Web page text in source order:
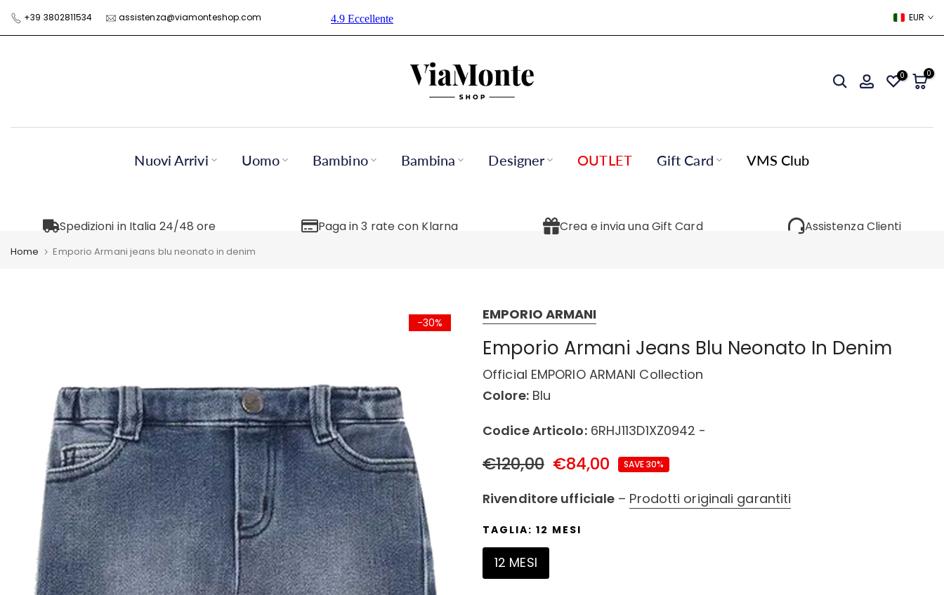
Skip
to
+39 3802811534 assistenza@viamonteshop.com EUR
0 0
Nuovi Arrivi Uomo Bambino Bambina Designer OUTLET Gift Card VMS Club
Spedizioni in Italia 24/48 ore Paga in 3 rate con Klarna Crea e invia una Gift Card Assistenza Clienti
Home Emporio Armani jeans blu neonato in denim
-30% EMPORIO ARMANI
Emporio Armani Jeans Blu Neonato In Denim
Official EMPORIO ARMANI Collection
Colore:Blu
Codice Articolo:6RHJ113D1XZ0942 -
€120,00 €84,00 SAVE 30%
Rivenditore ufficiale – Prodotti originali garantiti
TAGLIA: 12 MESI
12 MESI